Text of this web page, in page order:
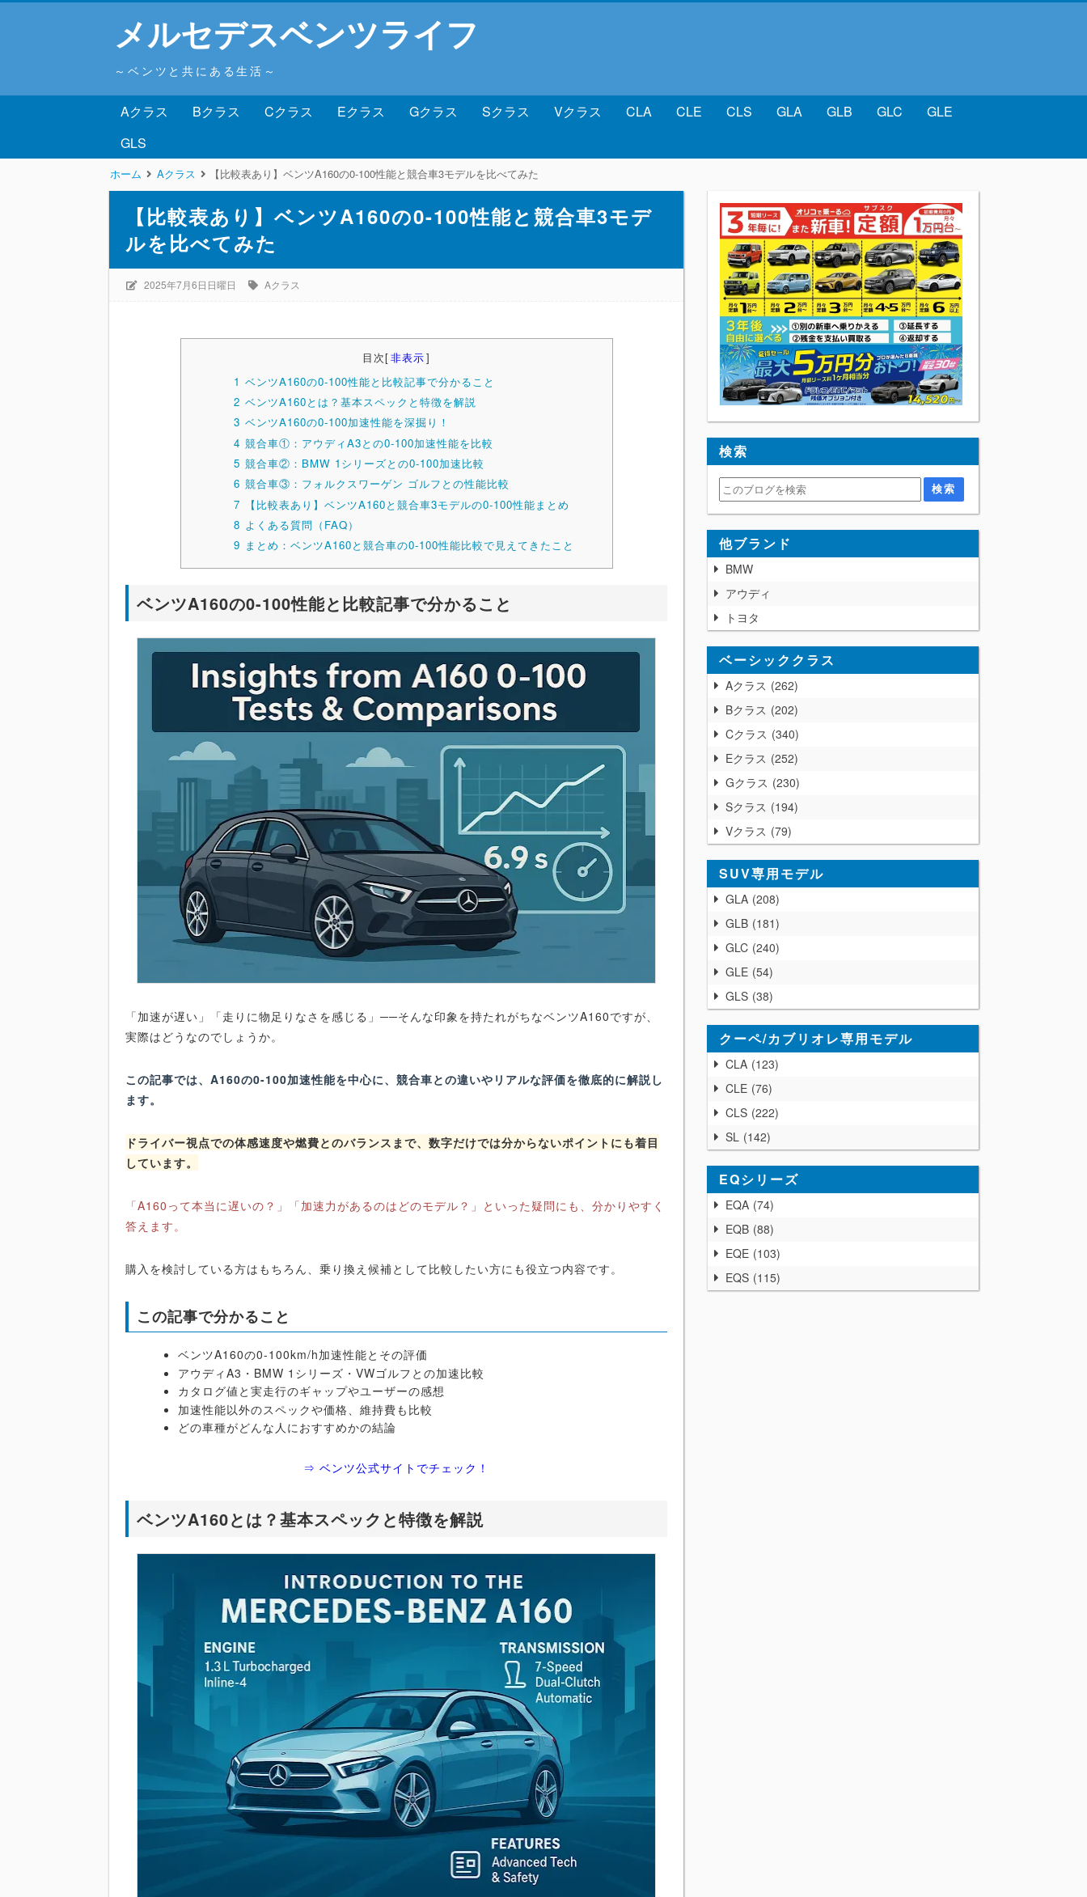
メルセデスベンツライフ
～ベンツと共にある生活～
Aクラス Bクラス Cクラス Eクラス Gクラス Sクラス Vクラス CLA CLE CLS GLA GLB GLC
GLE
GLS
ホーム Aクラス 【比較表あり】ベンツA160の0-100性能と競合車3モデルを比べてみた
【比較表あり】ベンツA160の0-100性能と競合車3モデ
ルを比べてみた
2025年7月6日日曜日 Aクラス
目次[非表示]
1 ベンツA160の0-100性能と比較記事で分かること
2 ベンツA160とは？基本スペックと特徴を解説
3 ベンツA160の0-100加速性能を深掘り！
4 競合車①：アウディA3との0-100加速性能を比較
5 競合車②：BMW 1シリーズとの0-100加速比較
6 競合車③：フォルクスワーゲン ゴルフとの性能比較
7
【比較表あり】ベンツA160と競合車3モデルの0-100性能まとめ
8 よくある質問（FAQ）
9 まとめ：ベンツA160と競合車の0-100性能比較で見えてきたこと
ベンツA160の0-100性能と比較記事で分かること
「加速が遅い」「走りに物足りなさを感じる」──そんな印象を持たれがちなベンツA160ですが、
実際はどうなのでしょうか。
この記事では、A160の0-100加速性能を中心に、競合車との違いやリアルな評価を徹底的に解説し
ます。
ドライバー視点での体感速度や燃費とのバランスまで、数字だけでは分からないポイントにも着目
しています。
「A160って本当に遅いの？」「加速力があるのはどのモデル？」といった疑問にも、分かりやすく
答えます。
購入を検討している方はもちろん、乗り換え候補として比較したい方にも役立つ内容です。
この記事で分かること
ベンツA160の0-100km/h加速性能とその評価
アウディA3・BMW 1シリーズ・VWゴルフとの加速比較
カタログ値と実走行のギャップやユーザーの感想
加速性能以外のスペックや価格、維持費も比較
どの車種がどんな人におすすめかの結論
⇒ ベンツ公式サイトでチェック！
ベンツA160とは？基本スペックと特徴を解説
検索
他ブランド
BMW
アウディ
トヨタ
ベーシッククラス
Aクラス 262
Bクラス 202
Cクラス 340
Eクラス 252
Gクラス 230
Sクラス
194
Vクラス 79
SUV専用モデル
GLA 208
GLB 181
GLC 240
GLE 54
GLS 38
クーペ/カブリオレ専用モデル
CLA 123
CLE 76
CLS 222
SL 142
EQシリーズ
EQA 74
EQB 88
EQE 103
EQS 115